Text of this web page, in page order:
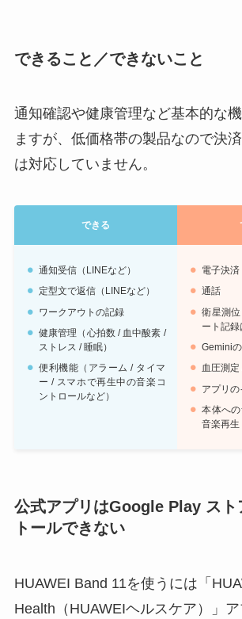
できること／できないこと
通知確認や健康管理など基本的な
ますが、低価格帯の製品なので決
は対応していません。
できる
通知受信（LINEなど）
定型文で返信（LINEなど）
ワークアウトの記録
健康管理（心拍数 / 血中酸素 /
ストレス / 睡眠）
便利機能（アラーム / タイマ
ー / スマホで再生中の音楽コ
ントロールなど）
電子決済
通話
衛星測
ート記録
Gemini
血圧測定
アプリ
本体へ
音楽再生
公式アプリはGoogle Play スト
トールできない
HUAWEI Band 11を使うには「
Health（HUAWEIヘルスケア）」